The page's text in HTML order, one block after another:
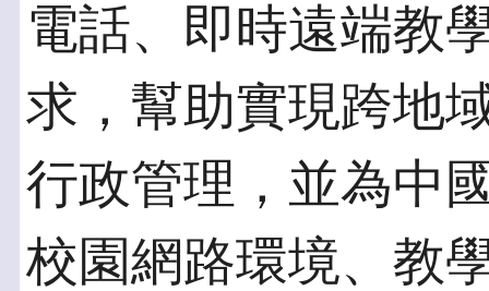
電話、即時遠端教
求，幫助實現跨地
行政管理，並為中
校園網路環境、教